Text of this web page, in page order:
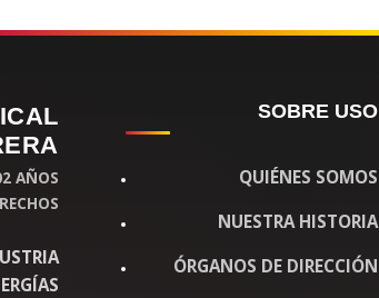
AÑOS
SOBRE USO
QUIÉNES SOMOS
NUESTRA HISTORIA
ÓRGANOS DE DIRECCIÓN